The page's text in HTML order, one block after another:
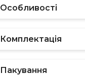
Особливості
Комплектація
Пакування